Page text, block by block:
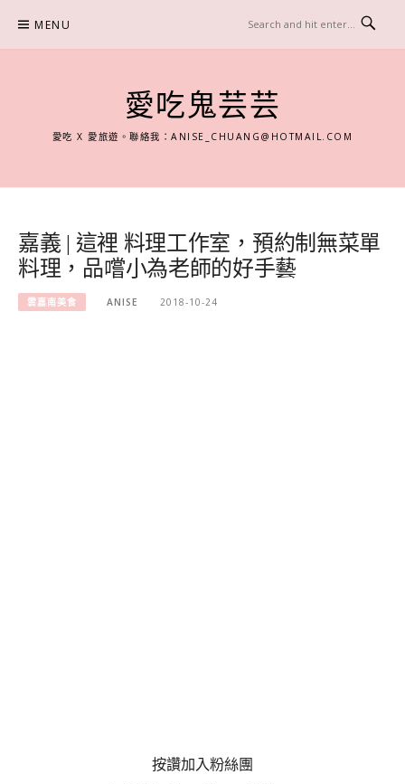
content
MENU
愛吃鬼芸芸
愛吃 X 愛旅遊。聯絡我：ANISE_CHUANG@HOTMAIL.COM
嘉義 | 這裡 料理工作室，預約制無菜單
料理，品嚐小為老師的好手藝
雲嘉南美食 ANISE 2018-10-24
按讚加入粉絲團